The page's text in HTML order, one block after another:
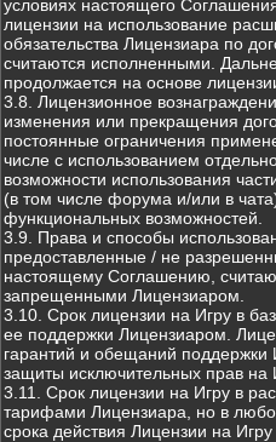
условиях настоящего
лицензии на использование
обязательства Лицензиара по
считаются исполненными.
продолжается на основе
3.8. Лицензионное
изменения или прекращения
постоянные ограничения
числе с использованием
возможности использования
(в том числе форума и/или в
функциональных возможностей.
3.9. Права и способы
предоставленные / не
настоящему Соглашению,
запрещенными Лицензиаром.
3.10. Срок лицензии на Игру в
ее поддержки Лицензиаром.
гарантий и обещаний поддержки
защиты исключительных прав на
3.11. Срок лицензии на Игру в
тарифами Лицензиара, но в
срока действия Лицензии на Игру